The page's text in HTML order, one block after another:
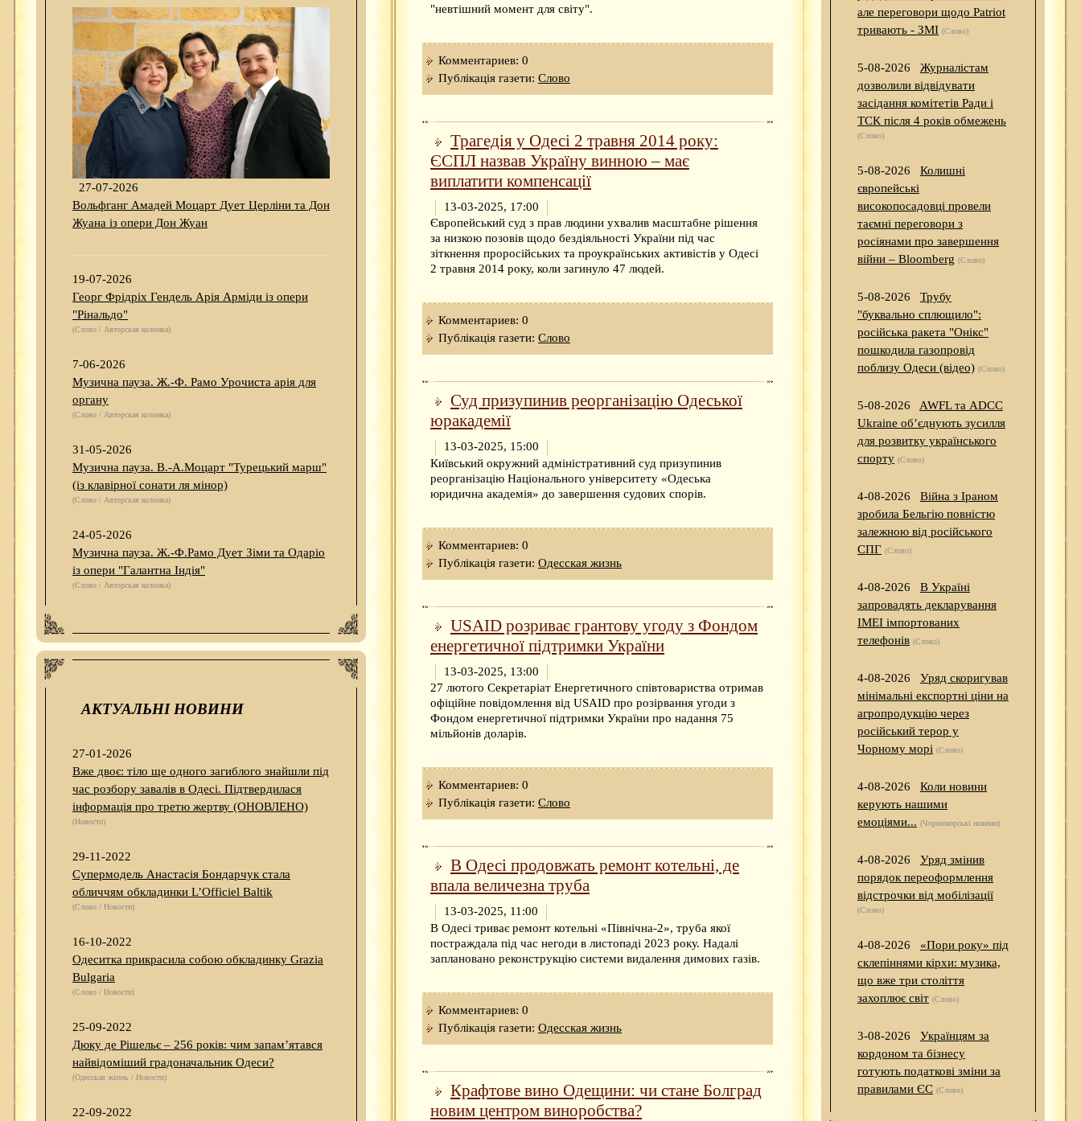
27-07-2026
Вольфганг Амадей Моцарт Дует Церліни та Дон
Жуана із опери Дон Жуан
19-07-2026
Георг Фрідріх Гендель Арія Арміди із опери
"Рінальдо"
(Слово / Авторская колонка)
7-06-2026
Музична пауза. Ж.-Ф. Рамо Урочиста арія для
органу
(Слово / Авторская колонка)
31-05-2026
Музична пауза. В.-А.Моцарт "Турецький марш"
(із клавірної сонати ля мінор)
(Слово / Авторская колонка)
24-05-2026
Музична пауза. Ж.-Ф.Рамо Дует Зіми та Одаріо
із опери "Галантна Індія"
(Слово / Авторская колонка)
АКТУАЛЬНІ НОВИНИ
27-01-2026
Вже двоє: тіло ще одного загиблого знайшли під
час розбору завалів в Одесі. Підтвердилася
інформація про третю жертву (ОНОВЛЕНО)
(Новости)
29-11-2022
Супермодель Анастасія Бондарчук стала
обличчям обкладинки L’Officiel Baltik
(Слово / Новости)
16-10-2022
Одеситка прикрасила собою обкладинку Grazia
Bulgaria
(Слово / Новости)
25-09-2022
Дюку де Рішельє – 256 років: чим запам’ятався
найвідоміший градоначальник Одеси?
(Одесская жизнь / Новости)
22-09-2022
"невтішний момент для світу".
Комментариев: 0
Публікація газети: Слово
Трагедія у Одесі 2 травня 2014 року:
ЄСПЛ назвав Україну винною – має
виплатити компенсації
13-03-2025, 17:00
Європейський суд з прав людини ухвалив масштабне рішення
за низкою позовів щодо бездіяльності України під час
зіткнення проросійських та проукраїнських активістів у Одесі
2 травня 2014 року, коли загинуло 47 людей.
Комментариев: 0
Публікація газети: Слово
Суд призупинив реорганізацію Одеської
юракадемії
13-03-2025, 15:00
Київський окружний адміністративний суд призупинив
реорганізацію Національного університету «Одеська
юридична академія» до завершення судових спорів.
Комментариев: 0
Публікація газети: Одесская жизнь
USAID розриває грантову угоду з Фондом
енергетичної підтримки України
13-03-2025, 13:00
27 лютого Секретаріат Енергетичного співтовариства отримав
офіційне повідомлення від USAID про розірвання угоди з
Фондом енергетичної підтримки України про надання 75
мільйонів доларів.
Комментариев: 0
Публікація газети: Слово
В Одесі продовжать ремонт котельні, де
впала величезна труба
13-03-2025, 11:00
В Одесі триває ремонт котельні «Північна-2», труба якої
постраждала під час негоди в листопаді 2023 року. Надалі
заплановано реконструкцію системи видалення димових газів.
Комментариев: 0
Публікація газети: Одесская жизнь
Крафтове вино Одещини: чи стане Болград
новим центром виноробства?
але переговори щодо Patriot
тривають - ЗМІ (Слово)
5-08-2026
Журналістам
дозволили відвідувати
засідання комітетів Ради і
ТСК після 4 років обмежень
(Слово)
5-08-2026
Колишні
європейські
високопосадовці провели
таємні переговори з
росіянами про завершення
війни – Bloomberg (Слово)
5-08-2026
Трубу
"буквально сплющило":
російська ракета "Онікс"
пошкодила газопровід
поблизу Одеси (відео) (Слово)
5-08-2026
AWFL та ADCC
Ukraine об’єднують зусилля
для розвитку українського
спорту (Слово)
4-08-2026
Війна з Іраном
зробила Бельгію повністю
залежною від російського
СПГ (Слово)
4-08-2026
В Україні
запровадять декларування
IMEI імпортованих
телефонів (Слово)
4-08-2026
Уряд скоригував
мінімальні експортні ціни на
агропродукцію через
російський терор у
Чорному морі (Слово)
4-08-2026
Коли новини
керують нашими
емоціями... (Чорноморські новини)
4-08-2026
Уряд змінив
порядок переоформлення
відстрочки від мобілізації
(Слово)
4-08-2026
«Пори року» під
склепіннями кірхи: музика,
що вже три століття
захоплює світ (Слово)
3-08-2026
Українцям за
кордоном та бізнесу
готують податкові зміни за
правилами ЄС (Слово)